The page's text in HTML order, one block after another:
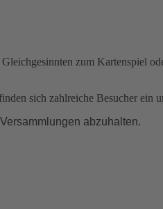
zum Kartenspiel
sich zahlreiche Besucher ein
abzuhalten.